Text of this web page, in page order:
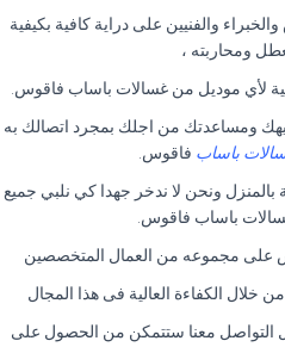
والفنيين على دراية كافية بكيفية
ومحاربته ،
لأي موديل من غسالات باساب فاقوس.
ومساعدتك من اجلك بمجرد اتصالك به
باساب فاقوس.
بالمنزل ونحن لا ندخر جهدا كي نلبي جميع
باساب فاقوس.
على مجموعه من العمال المتخصصين
خلال الكفاءة العالية فى هذا المجال
التواصل معنا ستتمكن من الحصول على